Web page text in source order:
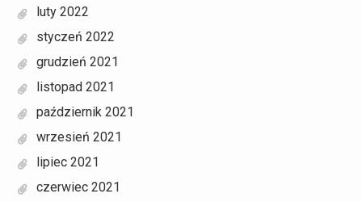
luty 2022
styczeń 2022
grudzień 2021
listopad 2021
październik 2021
wrzesień 2021
lipiec 2021
czerwiec 2021